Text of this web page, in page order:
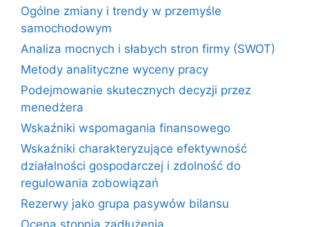
Ogólne zmiany i trendy w przemyśle
samochodowym
Analiza mocnych i słabych stron firmy (SWOT)
Metody analityczne wyceny pracy
Podejmowanie skutecznych decyzji przez
menedżera
Wskaźniki wspomagania finansowego
Wskaźniki charakteryzujące efektywność
działalności gospodarczej i zdolność do
regulowania zobowiązań
Rezerwy jako grupa pasywów bilansu
Ocena stopnia zadłużenia